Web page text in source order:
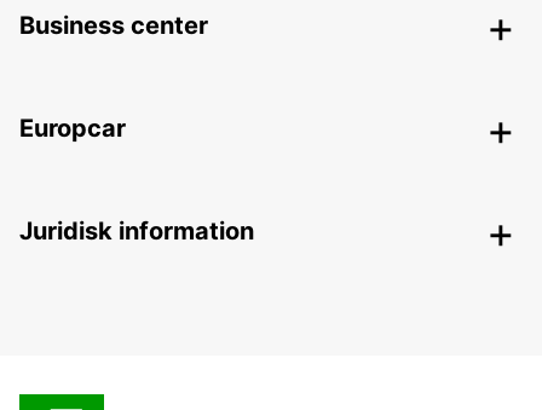
Business center
Europcar
Juridisk information